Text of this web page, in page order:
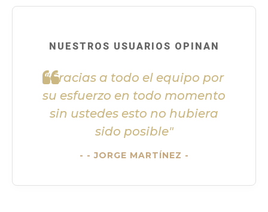
NUESTROS USUARIOS OPINAN
"Gracias a todo el equipo por
su esfuerzo en todo momento
sin ustedes esto no hubiera
sido posible"
- JORGE MARTÍNEZ -